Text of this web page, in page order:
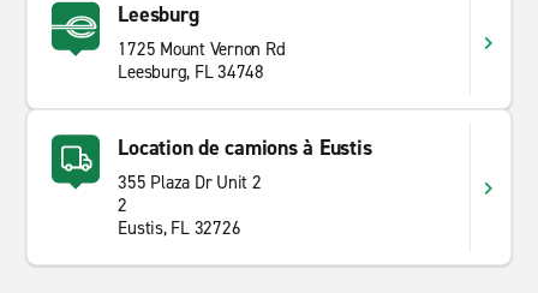
Leesburg
1725 Mount Vernon Rd
Leesburg, FL 34748
Location de camions à Eustis
355 Plaza Dr Unit 2
2
Eustis, FL 32726